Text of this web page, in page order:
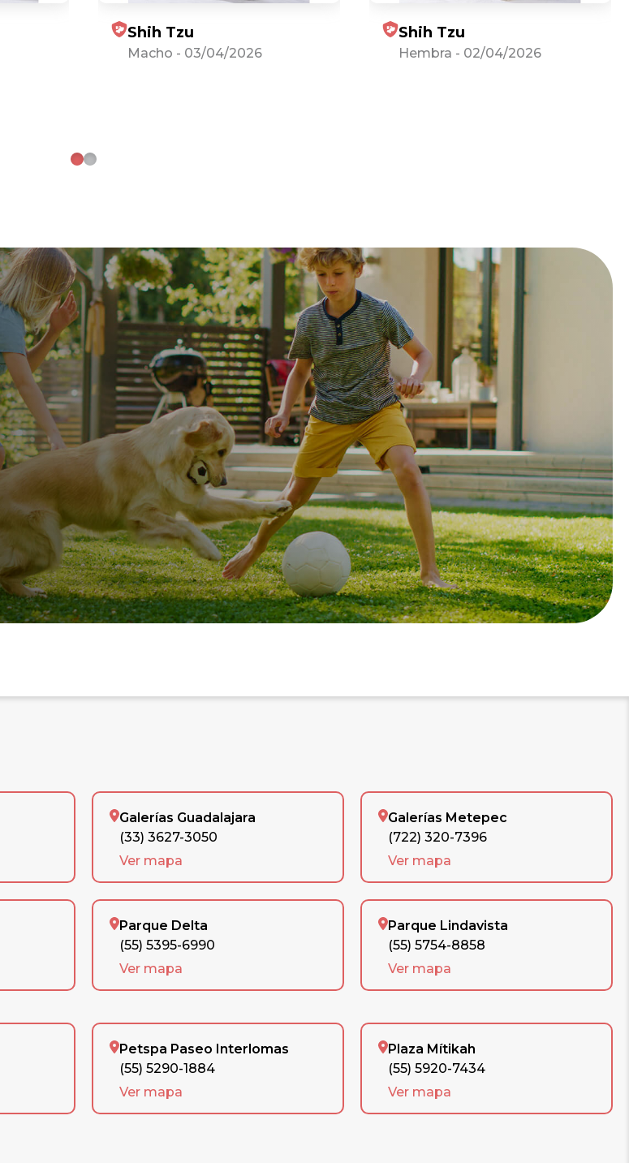
Shih Tzu
Macho - 03/04/2026
Shih Tzu
Hembra - 02/04/2026
Galerías Guadalajara
(33) 3627-3050
Ver mapa
Galerías Metepec
(722) 320-7396
Ver mapa
Parque Delta
(55) 5395-6990
Ver mapa
Parque Lindavista
(55) 5754-8858
Ver mapa
Petspa Paseo Interlomas
(55) 5290-1884
Ver mapa
Plaza Mítikah
(55) 5920-7434
Ver mapa